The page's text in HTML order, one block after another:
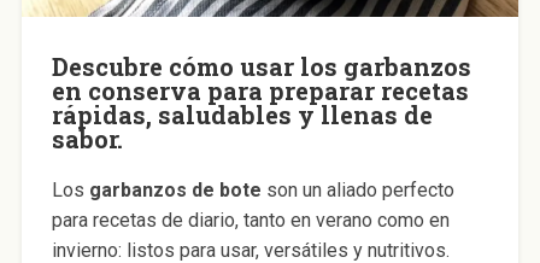
Descubre cómo usar los garbanzos
en conserva para preparar recetas
rápidas, saludables y llenas de
sabor.
Los garbanzos de bote son un aliado perfecto
para recetas de diario, tanto en verano como en
invierno: listos para usar, versátiles y nutritivos.